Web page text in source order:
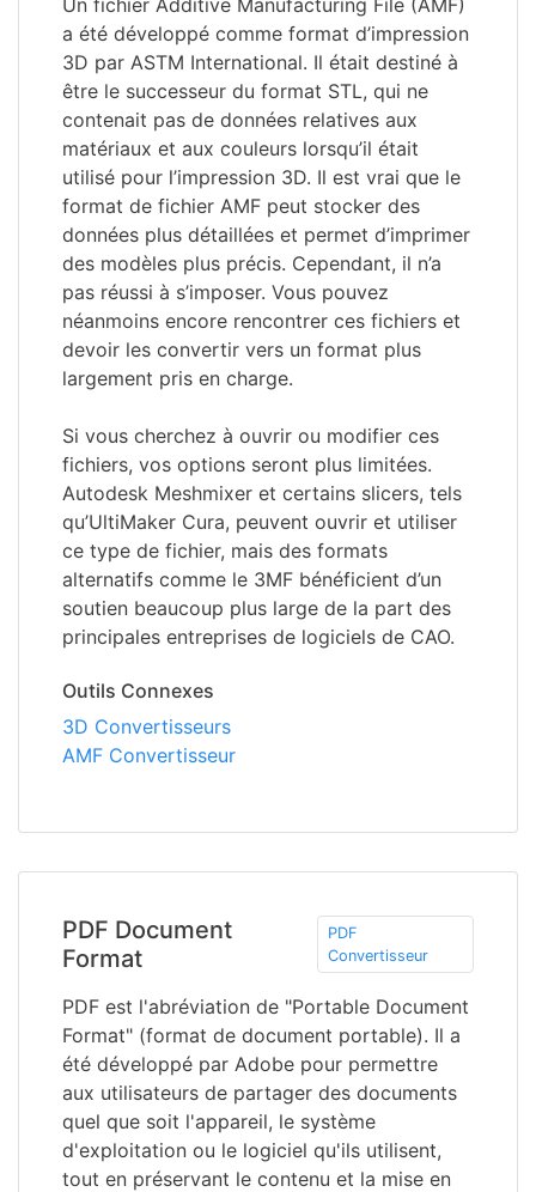
Un fichier Additive Manufacturing File (AMF)
a été développé comme format d’impression
3D par ASTM International. Il était destiné à
être le successeur du format STL, qui ne
contenait pas de données relatives aux
matériaux et aux couleurs lorsqu’il était
utilisé pour l’impression 3D. Il est vrai que le
format de fichier AMF peut stocker des
données plus détaillées et permet d’imprimer
des modèles plus précis. Cependant, il n’a
pas réussi à s’imposer. Vous pouvez
néanmoins encore rencontrer ces fichiers et
devoir les convertir vers un format plus
largement pris en charge.
Si vous cherchez à ouvrir ou modifier ces
fichiers, vos options seront plus limitées.
Autodesk Meshmixer et certains slicers, tels
qu’UltiMaker Cura, peuvent ouvrir et utiliser
ce type de fichier, mais des formats
alternatifs comme le 3MF bénéficient d’un
soutien beaucoup plus large de la part des
principales entreprises de logiciels de CAO.
Outils Connexes
3D Convertisseurs
AMF Convertisseur
PDF Document
Format
PDF
Convertisseur
PDF est l'abréviation de "Portable Document
Format" (format de document portable). Il a
été développé par Adobe pour permettre
aux utilisateurs de partager des documents
quel que soit l'appareil, le système
d'exploitation ou le logiciel qu'ils utilisent,
tout en préservant le contenu et la mise en